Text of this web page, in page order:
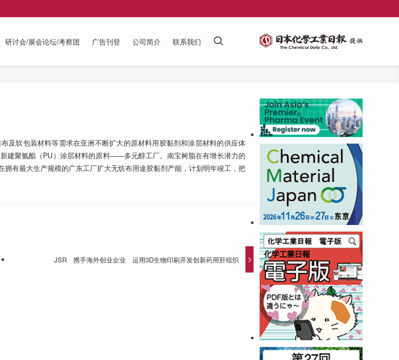
研讨会/展会论坛/考察团 广告刊登 公司简介 联系我们
软包装材料等需求在亚洲不断扩大的原材料用胶黏剂和涂层材料的供应体
建聚氨酯（PU）涂层材料的原料——多元醇工厂。南宝树脂在有增长潜力的
有最大生产规模的广东工厂扩大无纺布用途胶黏剂产能，计划明年竣工，把
JSR 携手海外创业企业 运用3D生物印刷开发创新药用肝组织